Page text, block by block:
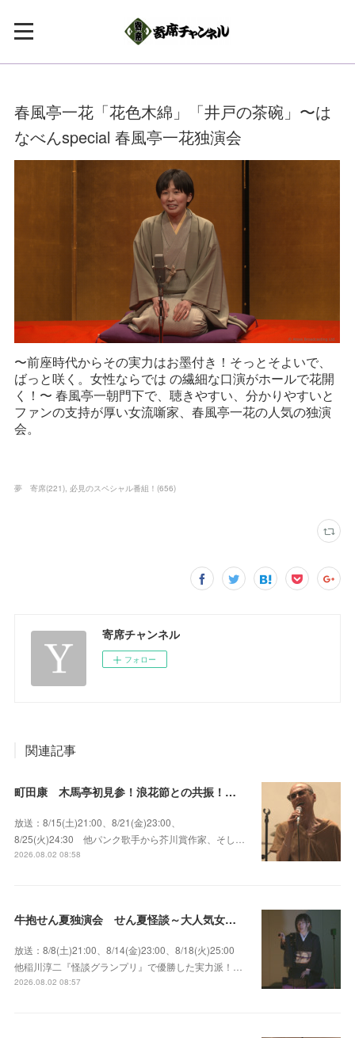
春風亭一花「花色木綿」「井戸の茶碗」〜は
なべんspecial 春風亭一花独演会
夢 寄席(221) 必見のスペシャル番組！ (656)
寄席チャンネル
フォロー
関連記事
町田康 木馬亭初見参！浪花節との共振！～マチダ地蔵尊 他
放送：8/15(土)21:00、8/21(金)23:00、
8/25(火)24:30 他パンク歌手から芥川賞作家、そし…
2026.08.02 08:58
牛抱せん夏独演会 せん夏怪談～大人気女性怪談師とっておきの背筋も凍る…
放送：8/8(土)21:00、8/14(金)23:00、8/18(火)25:00
他稲川淳二『怪談グランプリ』で優勝した実力派！…
2026.08.02 08:57